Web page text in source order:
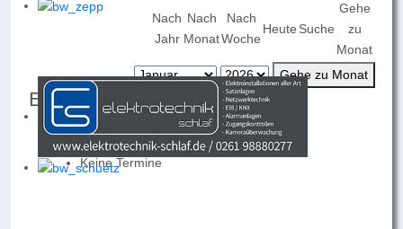
Nach
Jahr
Nach
Monat
Nach
Woche
Heute Suche
Gehe
zu
Monat
Gehe zu Monat
Events für
Freitag, 16. Januar 2026
Keine Termine